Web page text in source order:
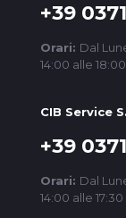
+39
Orari: Dal
14:00 alle 18:00
CIB Service
+39
Orari: Dal
14:00 alle 17:30